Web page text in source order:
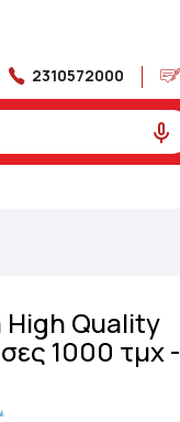
2310572000
Quality
1000 τμχ -